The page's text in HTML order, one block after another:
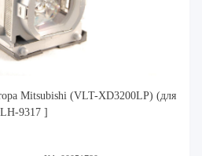
Mitsubishi (VLT-XD3200LP) (для
9317 ]